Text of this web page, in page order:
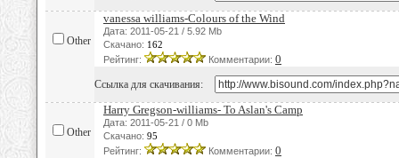
Other
vanessa williams-Colours of the Wind
Дата: 2011-05-21 / 5.92 Mb
Скачано: 162
Рейтинг:
Комментарии: 0
Ссылка для скачивания:
Other
Harry Gregson-williams- To Aslan's Camp
Дата: 2011-05-21 / 0 Mb
Скачано: 95
Рейтинг:
Комментарии: 0